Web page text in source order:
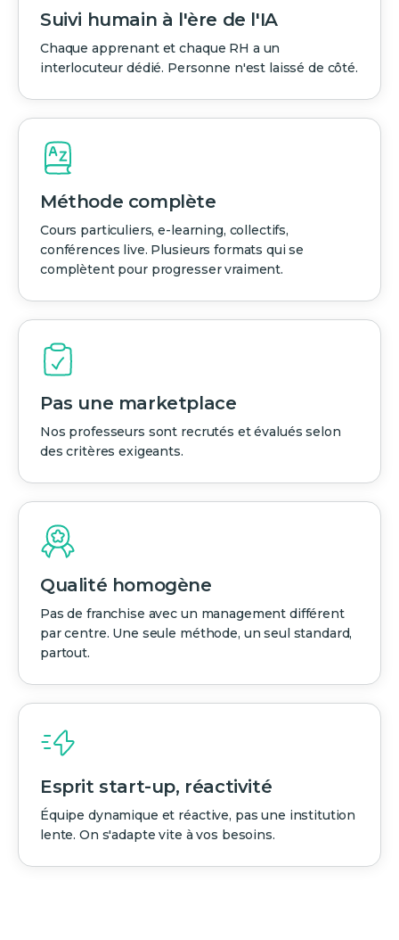
Suivi humain à l'ère de l'IA
Chaque apprenant et chaque RH a un
interlocuteur dédié. Personne n'est laissé de côté.
Méthode complète
Cours particuliers, e-learning, collectifs,
conférences live. Plusieurs formats qui se
complètent pour progresser vraiment.
Pas une marketplace
Nos professeurs sont recrutés et évalués selon
des critères exigeants.
Qualité homogène
Pas de franchise avec un management différent
par centre. Une seule méthode, un seul standard,
partout.
Esprit start-up, réactivité
Équipe dynamique et réactive, pas une institution
lente. On s'adapte vite à vos besoins.